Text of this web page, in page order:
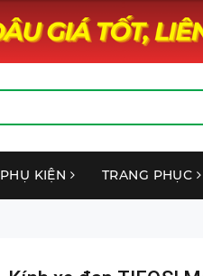
PHỤ KIỆN TRANG PHỤC